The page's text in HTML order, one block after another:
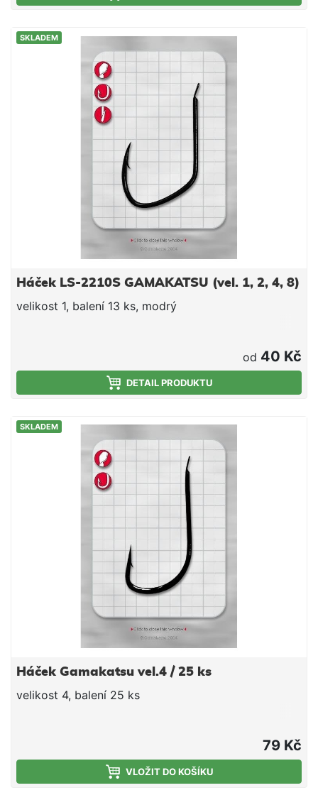
SKLADEM
Háček LS-2210S GAMAKATSU (vel. 1, 2, 4, 8)
velikost 1, balení 13 ks, modrý
od 40 Kč
DETAIL PRODUKTU
SKLADEM
Háček Gamakatsu vel.4 / 25 ks
velikost 4, balení 25 ks
79 Kč
VLOŽIT DO KOŠÍKU